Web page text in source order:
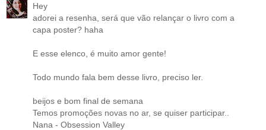
Hey
adorei a resenha, será que vão relançar o livro com a
capa poster? haha
E esse elenco, é muito amor gente!
Todo mundo fala bem desse livro, preciso ler.
beijos e bom final de semana
Temos promoções novas no ar, se quiser participar..
Nana - Obsession Valley